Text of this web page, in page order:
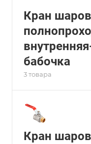
Кран
бабочка
3 товара
Кран